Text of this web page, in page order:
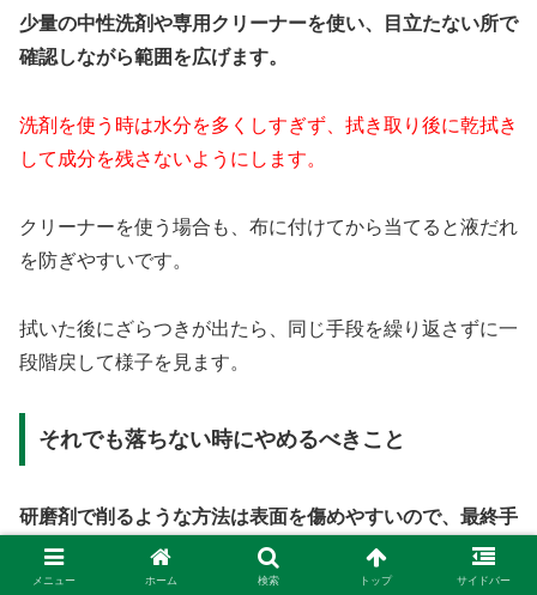
少量の中性洗剤や専用クリーナーを使い、目立たない所で
確認しながら範囲を広げます。
洗剤を使う時は水分を多くしすぎず、拭き取り後に乾拭き
して成分を残さないようにします。
クリーナーを使う場合も、布に付けてから当てると液だれ
を防ぎやすいです。
拭いた後にざらつきが出たら、同じ手段を繰り返さずに一
段階戻して様子を見ます。
それでも落ちない時にやめるべきこと
研磨剤で削るような方法は表面を傷めやすいので、最終手
段としても避けます。
メニュー ホーム 検索 トップ サイドバー